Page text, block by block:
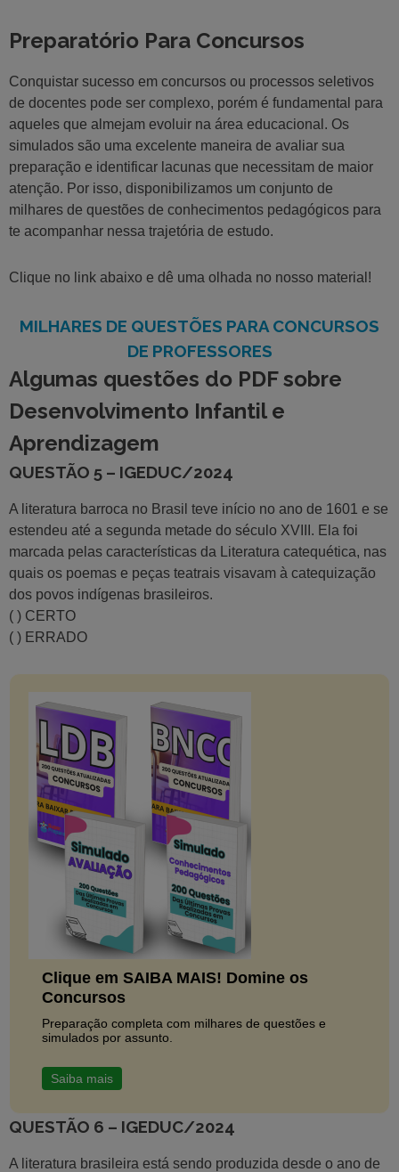
Preparatório Para Concursos
Conquistar sucesso em concursos ou processos seletivos
de docentes pode ser complexo, porém é fundamental para
aqueles que almejam evoluir na área educacional. Os
simulados são uma excelente maneira de avaliar sua
preparação e identificar lacunas que necessitam de maior
atenção. Por isso, disponibilizamos um conjunto de
milhares de questões de conhecimentos pedagógicos para
te acompanhar nessa trajetória de estudo.
Clique no link abaixo e dê uma olhada no nosso material!
MILHARES DE QUESTÕES PARA CONCURSOS
DE PROFESSORES
Algumas questões do PDF sobre
Desenvolvimento Infantil e
Aprendizagem
QUESTÃO 5 – IGEDUC/2024
A literatura barroca no Brasil teve início no ano de 1601 e se
estendeu até a segunda metade do século XVIII. Ela foi
marcada pelas características da Literatura catequética, nas
quais os poemas e peças teatrais visavam à catequização
dos povos indígenas brasileiros.
( ) CERTO
( ) ERRADO
Clique em SAIBA MAIS! Domine os
Concursos
Preparação completa com milhares de questões e
simulados por assunto.
Saiba mais
QUESTÃO 6 – IGEDUC/2024
A literatura brasileira está sendo produzida desde o ano de